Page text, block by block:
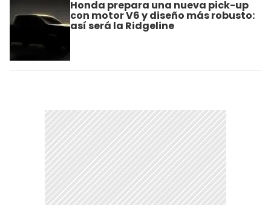
Honda prepara una nueva pick-up
con motor V6 y diseño más robusto:
así será la Ridgeline